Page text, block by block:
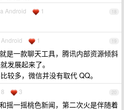
18
Android 1
19
1
是一款聊天工具，腾讯内部资源倾斜
发展起来了。
较多，微信并没有取代 QQ。
20
3
摇一摇桃色新闻，第二次火是伴随着